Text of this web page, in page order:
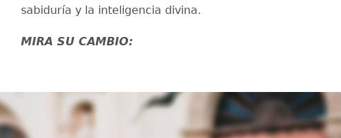
sabiduría y la inteligencia divina.
MIRA SU CAMBIO: